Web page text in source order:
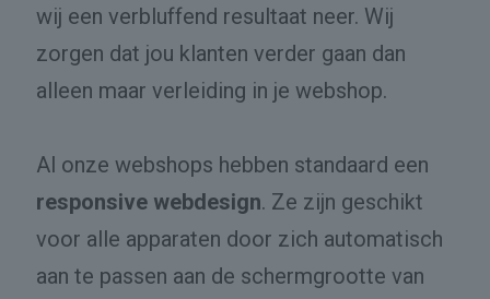
wij een verbluffend resultaat neer. Wij
zorgen dat jou klanten verder gaan dan
alleen maar verleiding in je webshop.
Al onze webshops hebben standaard een
responsive webdesign. Ze zijn geschikt
voor alle apparaten door zich automatisch
aan te passen aan de schermgrootte van